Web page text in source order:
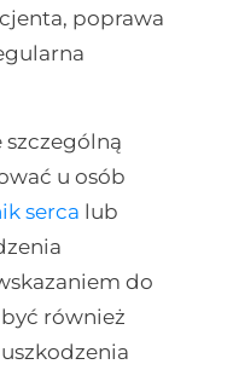
poprawa
szczególną
u osób
serca lub
do
również
uszkodzenia